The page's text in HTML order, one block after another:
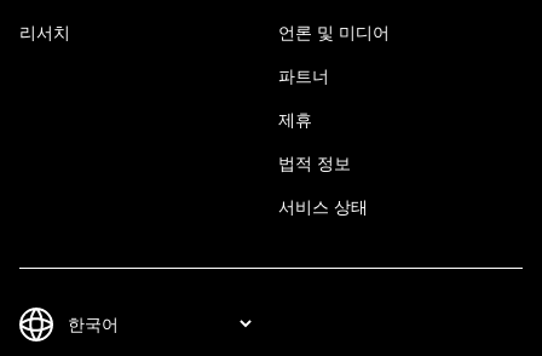
리서치 언론 및 미디어
파트너
제휴
법적 정보
서비스 상태